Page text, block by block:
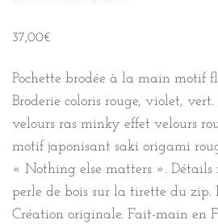
37,00€
Pochette brodée à la main motif
Broderie coloris rouge, violet,
velours ras minky effet velours
motif japonisant saki origami
« Nothing else matters ». Détails
perle de bois sur la tirette du zip.
Création originale. Fait-main en